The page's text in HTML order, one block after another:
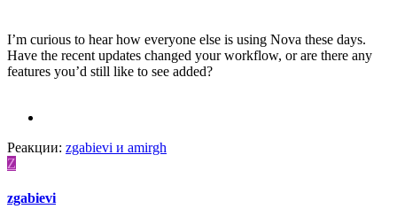
I’m curious to hear how everyone else is using Nova these days.
Have the recent updates changed your workflow, or are there any
features you’d still like to see added?
Реакции: zgabievi и amirgh
Z
zgabievi